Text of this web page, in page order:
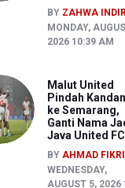
BY ZAHWA
MONDAY,
2026 10:39 AM
Malut United
Pindah
ke Semarang,
Ganti Nama
Java United FC
BY AHMAD FIKRI
WEDNESDAY,
AUGUST 5, 2026